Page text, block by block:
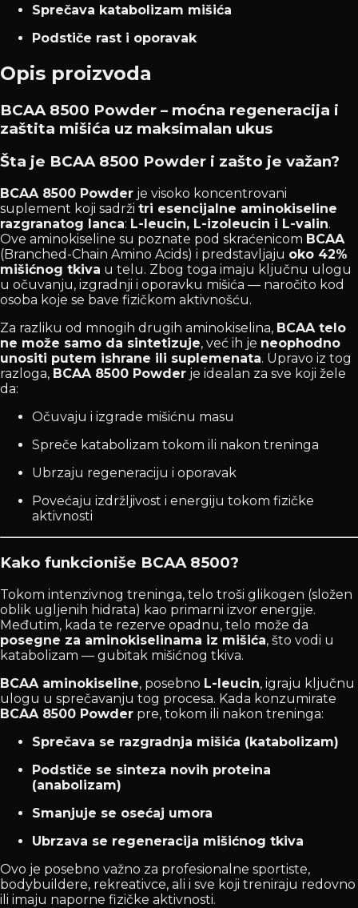
Sprečava katabolizam mišića
Podstiče rast i oporavak
Opis proizvoda
BCAA 8500 Powder – moćna regeneracija i
zaštita mišića uz maksimalan ukus
Šta je BCAA 8500 Powder i zašto je važan?
BCAA 8500 Powder je visoko koncentrovani
suplement koji sadrži tri esencijalne aminokiseline
razgranatog lanca: L-leucin, L-izoleucin i L-valin.
Ove aminokiseline su poznate pod skraćenicom BCAA
(Branched-Chain Amino Acids) i predstavljaju oko 42%
mišićnog tkiva u telu. Zbog toga imaju ključnu ulogu
u očuvanju, izgradnji i oporavku mišića — naročito kod
osoba koje se bave fizičkom aktivnošću.
Za razliku od mnogih drugih aminokiselina, BCAA telo
ne može samo da sintetizuje, već ih je neophodno
unositi putem ishrane ili suplemenata. Upravo iz tog
razloga, BCAA 8500 Powder je idealan za sve koji žele
da:
Očuvaju i izgrade mišićnu masu
Spreče katabolizam tokom ili nakon treninga
Ubrzaju regeneraciju i oporavak
Povećaju izdržljivost i energiju tokom fizičke
aktivnosti
Kako funkcioniše BCAA 8500?
Tokom intenzivnog treninga, telo troši glikogen (složen
oblik ugljenih hidrata) kao primarni izvor energije.
Međutim, kada te rezerve opadnu, telo može da
posegne za aminokiselinama iz mišića, što vodi u
katabolizam — gubitak mišićnog tkiva.
BCAA aminokiseline, posebno L-leucin, igraju ključnu
ulogu u sprečavanju tog procesa. Kada konzumirate
BCAA 8500 Powder pre, tokom ili nakon treninga:
Sprečava se razgradnja mišića (katabolizam)
Podstiče se sinteza novih proteina
(anabolizam)
Smanjuje se osećaj umora
Ubrzava se regeneracija mišićnog tkiva
Ovo je posebno važno za profesionalne sportiste,
bodybuildere, rekreativce, ali i sve koji treniraju redovno
ili imaju naporne fizičke aktivnosti.